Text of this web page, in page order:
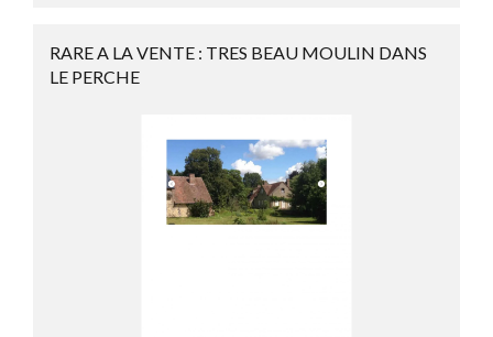
RARE A LA VENTE : TRES BEAU MOULIN DANS
LE PERCHE